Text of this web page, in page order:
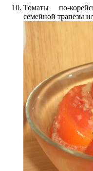
Томаты по-
семейной трапезы